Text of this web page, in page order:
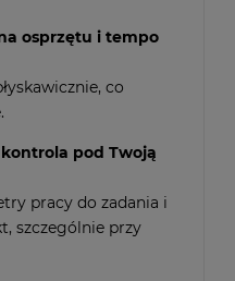
osprzętu i tempo
co
pod Twoją
pracy do zadania i
szczególnie przy